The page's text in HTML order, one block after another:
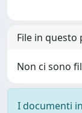
File in
Non ci sono
I documenti